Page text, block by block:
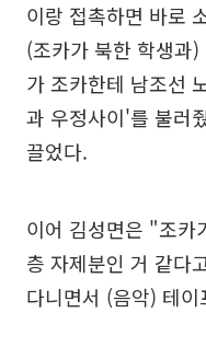
이랑 접촉하면 바로
(조카가 북한 학생과
가 조카한테 남조선
과 우정사이'를 불러
끌었다.
이어 김성면은 "조카
층 자제분인 거 같다
다니면서 (음악) 테